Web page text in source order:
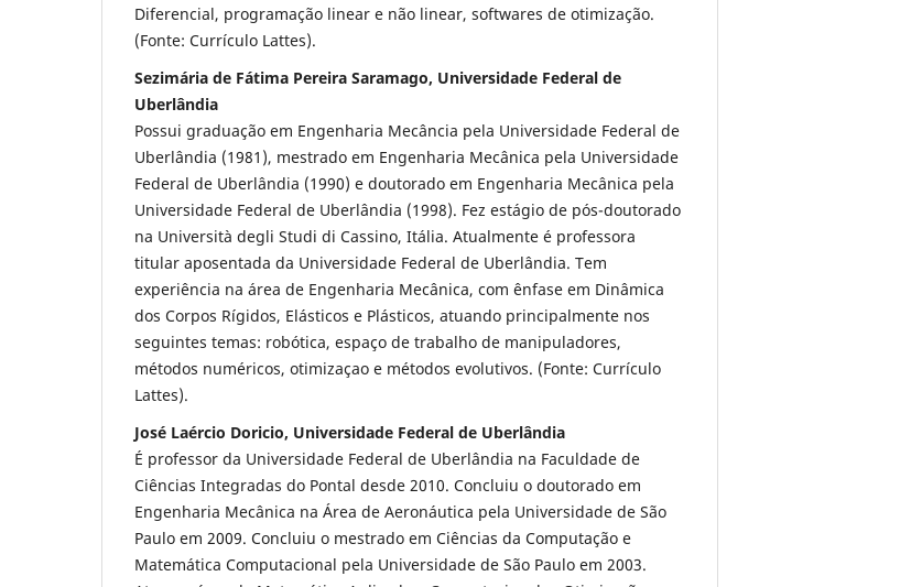
Diferencial, programação linear e não linear, softwares de otimização.
(Fonte: Currículo Lattes).
Sezimária de Fátima Pereira Saramago, Universidade Federal de
Uberlândia
Possui graduação em Engenharia Mecância pela Universidade Federal de
Uberlândia (1981), mestrado em Engenharia Mecânica pela Universidade
Federal de Uberlândia (1990) e doutorado em Engenharia Mecânica pela
Universidade Federal de Uberlândia (1998). Fez estágio de pós-doutorado
na Università degli Studi di Cassino, Itália. Atualmente é professora
titular aposentada da Universidade Federal de Uberlândia. Tem
experiência na área de Engenharia Mecânica, com ênfase em Dinâmica
dos Corpos Rígidos, Elásticos e Plásticos, atuando principalmente nos
seguintes temas: robótica, espaço de trabalho de manipuladores,
métodos numéricos, otimizaçao e métodos evolutivos. (Fonte: Currículo
Lattes).
José Laércio Doricio, Universidade Federal de Uberlândia
É professor da Universidade Federal de Uberlândia na Faculdade de
Ciências Integradas do Pontal desde 2010. Concluiu o doutorado em
Engenharia Mecânica na Área de Aeronáutica pela Universidade de São
Paulo em 2009. Concluiu o mestrado em Ciências da Computação e
Matemática Computacional pela Universidade de São Paulo em 2003.